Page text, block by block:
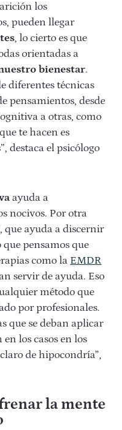
los
pueden llegar
, lo cierto es que
orientadas a
bienestar.
diferentes técnicas
pensamientos, desde
a otras, como
te hacen es
destaca el psicólogo
ayuda a
nocivos. Por otra
, que ayuda a discernir
pensamos que
como la EMDR
servir de ayuda. Eso
método que
por profesionales.
que se deban aplicar
los casos en los
de hipocondría”,
la mente